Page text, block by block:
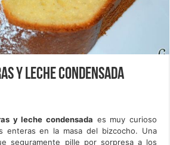
y leche condensada
y leche condensada es muy curioso
enteras en la masa del bizcocho. Una
seguramente pille por sorpresa a los